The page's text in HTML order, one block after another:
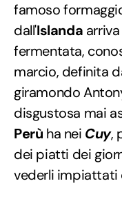
famoso
dall'Islanda arriva
fermentata,
marcio, definita
giramondo
disgustosa mai
Perù ha nei Cuy,
dei piatti dei
vederli impiattati